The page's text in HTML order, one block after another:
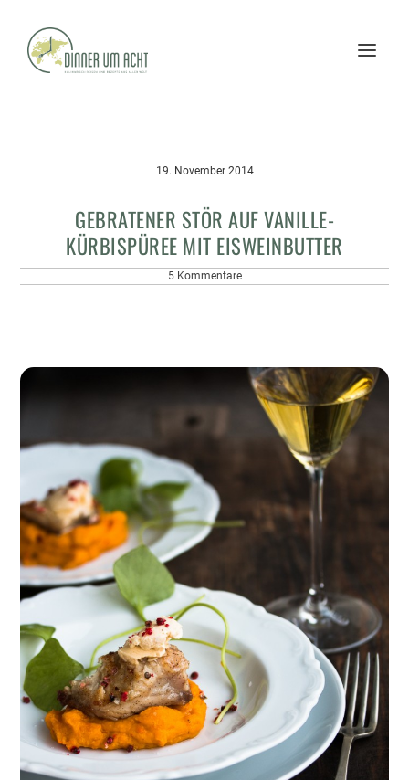
19. November 2014
GEBRATENER STÖR AUF VANILLE-
KÜRBISPÜREE MIT EISWEINBUTTER
5 Kommentare